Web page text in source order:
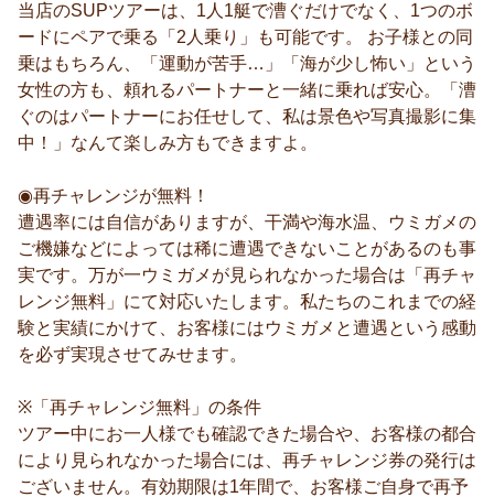
当店のSUPツアーは、1人1艇で漕ぐだけでなく、1つのボ
ードにペアで乗る「2人乗り」も可能です。 お子様との同
乗はもちろん、「運動が苦手…」「海が少し怖い」という
女性の方も、頼れるパートナーと一緒に乗れば安心。「漕
ぐのはパートナーにお任せして、私は景色や写真撮影に集
中！」なんて楽しみ方もできますよ。
◉再チャレンジが無料！
遭遇率には自信がありますが、干満や海水温、ウミガメの
ご機嫌などによっては稀に遭遇できないことがあるのも事
実です。万が一ウミガメが見られなかった場合は「再チャ
レンジ無料」にて対応いたします。私たちのこれまでの経
験と実績にかけて、お客様にはウミガメと遭遇という感動
を必ず実現させてみせます。
※「再チャレンジ無料」の条件
ツアー中にお一人様でも確認できた場合や、お客様の都合
により見られなかった場合には、再チャレンジ券の発行は
ございません。有効期限は1年間で、お客様ご自身で再予